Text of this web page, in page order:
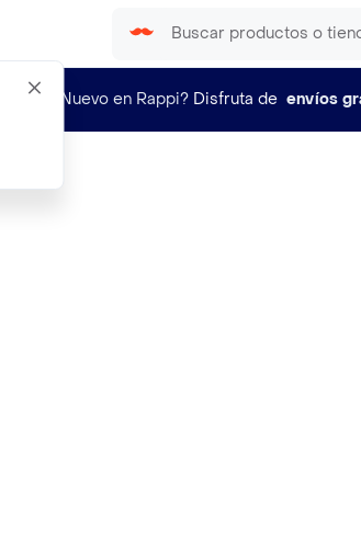
¿Nuevo en Rappi? Disfruta de envíos